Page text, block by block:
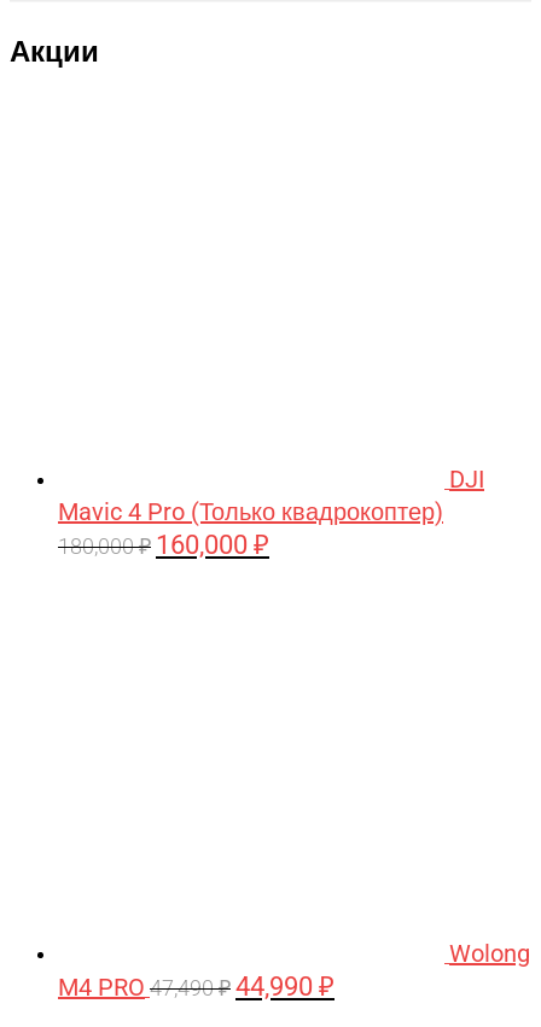
Акции
DJI
Mavic 4 Pro (Только квадрокоптер)
180,000₽ Первоначальная
160,000 ₽
Wolong
M4 PRO 47,490₽ Первоначальная
44,990 ₽